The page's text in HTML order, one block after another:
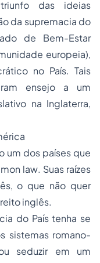
das ideias
da supremacia do
de Bem-Estar
europeia),
no País. Tais
ensejo a um
na Inglaterra,
um dos países que
law. Suas raízes
o que não quer
inglês.
do País tenha se
sistemas romano-
seduzir em um